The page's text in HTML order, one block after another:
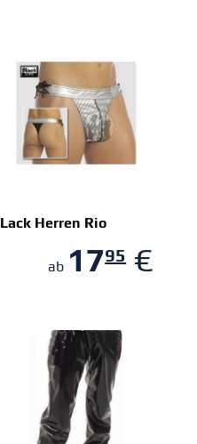
Lack Herren Rio
ab 1795€
ZUM SHOP